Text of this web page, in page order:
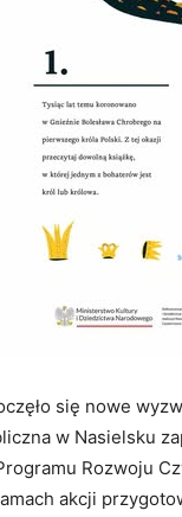
się nowe
w Nasielsku
Rozwoju
akcji